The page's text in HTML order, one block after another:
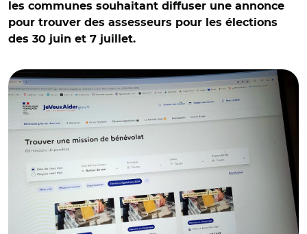
les communes souhaitant diffuser une annonce
pour trouver des assesseurs pour les élections
des 30 juin et 7 juillet.